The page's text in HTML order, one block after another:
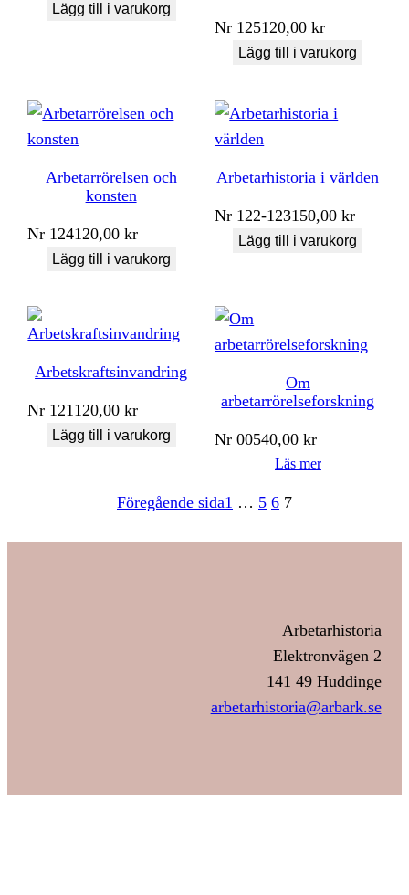
Lägg till i varukorg
Nr 125120,00kr
Lägg till i varukorg
Arbetarrörelsen och
konsten
Nr 124120,00kr
Lägg till i varukorg
Arbetarhistoria i världen
Nr 122-123150,00kr
Lägg till i varukorg
Arbetskraftsinvandring
Nr 121120,00kr
Lägg till i varukorg
Om
arbetarrörelseforskning
Nr 00540,00kr
Läs mer
Föregående sida1 … 5 6 7
Arbetarhistoria
Elektronvägen 2
141 49 Huddinge
arbetarhistoria@arbark.se